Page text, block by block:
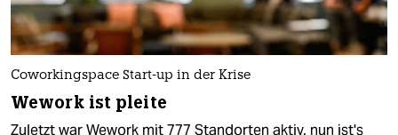
Coworkingspace Start-up in der Krise
Wework ist pleite
Zuletzt war Wework mit 777 Standorten aktiv, nun ist's